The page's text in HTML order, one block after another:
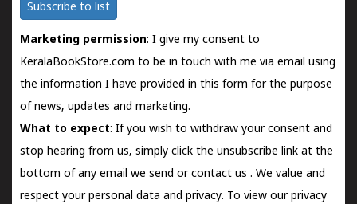
Subscribe to list
Marketing permission: I give my consent to
KeralaBookStore.com to be in touch with me via email using
the information I have provided in this form for the purpose
of news, updates and marketing.
What to expect: If you wish to withdraw your consent and
stop hearing from us, simply click the unsubscribe link at the
bottom of any email we send orcontact us . We value and
respect your personal data and privacy. To view our privacy